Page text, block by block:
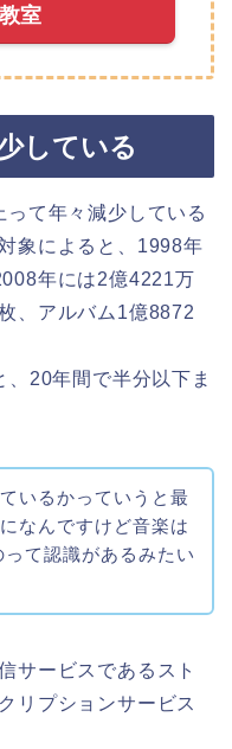
室
している
って年々減少している
象によると、1998年
年には2億4221万
、アルバム1億8872
20年間で半分以下ま
いるかっていうと最
なんですけど音楽は
て認識があるみたい
サービスであるスト
リプションサービス